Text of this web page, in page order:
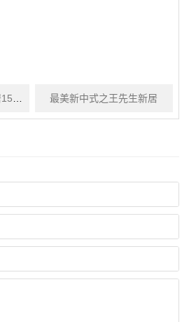
三家店东街 | 新中式三居150m² 最美新中式之王先生新居